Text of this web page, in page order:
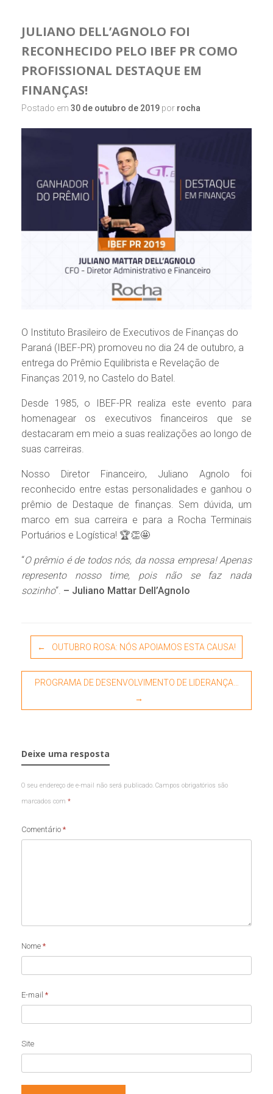
JULIANO DELL’AGNOLO FOI
RECONHECIDO PELO IBEF PR COMO
PROFISSIONAL DESTAQUE EM
FINANÇAS!
Postado em 30 de outubro de 2019 por rocha
O Instituto Brasileiro de Executivos de Finanças do
Paraná (IBEF-PR) promoveu no dia 24 de outubro, a
entrega do Prêmio Equilibrista e Revelação de
Finanças 2019, no Castelo do Batel.
Desde 1985, o IBEF-PR realiza este evento para
homenagear os executivos financeiros que se
destacaram em meio a suas realizações ao longo de
suas carreiras.
Nosso Diretor Financeiro, Juliano Agnolo foi
reconhecido entre estas personalidades e ganhou o
prêmio de Destaque de finanças. Sem dúvida, um
marco em sua carreira e para a Rocha Terminais
Portuários e Logística! 🏆👏🤩
“O prêmio é de todos nós, da nossa empresa! Apenas
represento nosso time, pois não se faz nada
sozinho“. – Juliano Mattar Dell’Agnolo
Post navigation
← OUTUBRO ROSA: NÓS APOIAMOS ESTA CAUSA!
PROGRAMA DE DESENVOLVIMENTO DE LIDERANÇA…
→
Deixe uma resposta
O seu endereço de e-mail não será publicado. Campos obrigatórios são
marcados com *
Comentário *
Nome *
E-mail *
Site